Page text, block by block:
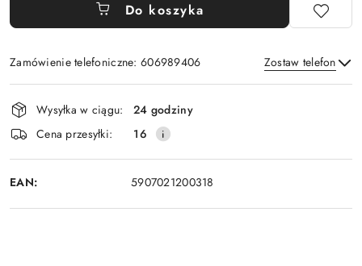
Do koszyka
Zamówienie telefoniczne: 606989406 Zostaw telefon
Wyślij
Dostępność
i
dostawa
Wysyłka w ciągu:
24 godziny
Cena przesyłki:
16
EAN: 5907021200318